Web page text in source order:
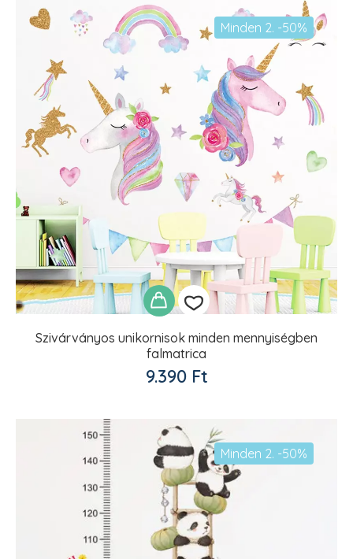
Szivárványos unikornisok minden mennyiségben
falmatrica
9.390 Ft
Minden 2. -50%
Kedvencekhez
Minden 2. -50%